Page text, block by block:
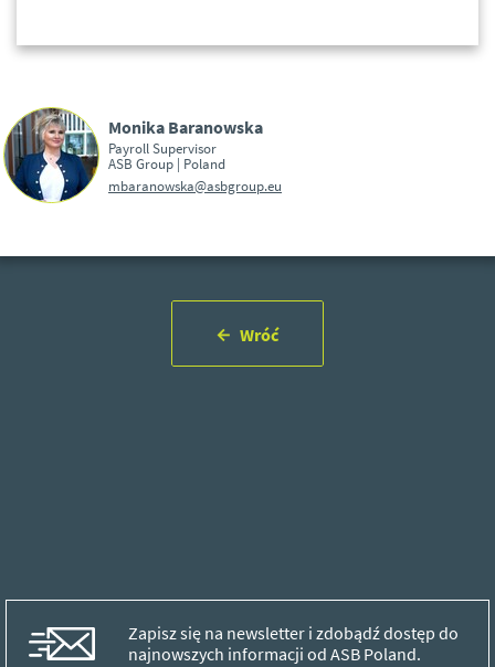
Monika Baranowska
Payroll Supervisor
ASB Group | Poland
mbaranowska@asbgroup.eu
Wróć
Zapisz się na newsletter i zdobądź dostęp do
najnowszych informacji od ASB Poland.